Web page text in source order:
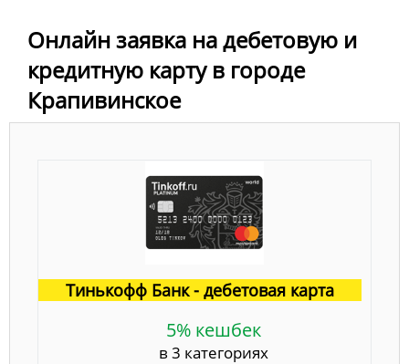
Онлайн заявка на дебетовую и
кредитную карту в городе
Крапивинское
Тинькофф Банк - дебетовая карта
5% кешбек
в 3 категориях